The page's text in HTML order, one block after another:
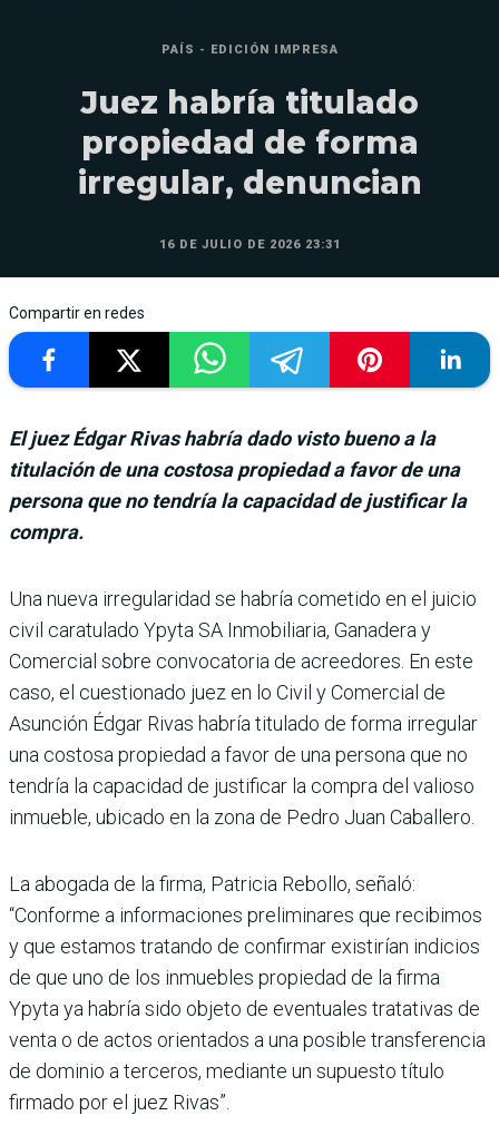
PAÍS - EDICIÓN IMPRESA
Juez habría titulado
propiedad de forma
irregular, denuncian
16 DE JULIO DE 2026 23:31
Compartir en redes
El juez Édgar Rivas habría dado visto bueno a la
titulación de una costosa propiedad a favor de una
persona que no tendría la capacidad de justificar la
compra.
Una nueva irregulari­dad se habría come­tido en el juicio
civil caratulado Ypyta SA Inmobi­liaria, Ganadera y
Comercial sobre convocatoria de acree­dores. En este
caso, el cuestio­nado juez en lo Civil y Comer­cial de
Asunción Édgar Rivas habría titulado de forma irre­gular
una costosa propiedad a favor de una persona que no
tendría la capacidad de jus­tificar la compra del valioso
inmueble, ubicado en la zona de Pedro Juan Caballero.
La abogada de la firma, Patri­cia Rebollo, señaló:
“Conforme a informaciones preliminares que recibimos
y que estamos tratando de confirmar existirían indicios
de que uno de los inmuebles propiedad de la firma
Ypyta ya habría sido objeto de eventuales tratativas de
venta o de actos orientados a una posible transferencia
de dominio a terceros, mediante un supuesto título
firmado por el juez Rivas”.